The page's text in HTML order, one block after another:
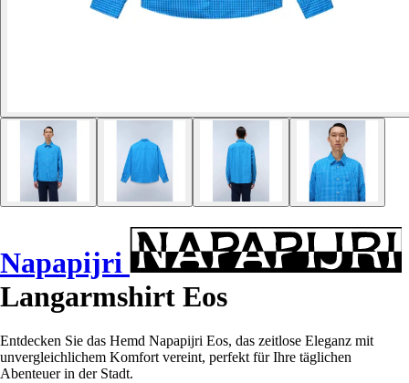
Napapijri
Langarmshirt Eos
Entdecken Sie das Hemd Napapijri Eos, das zeitlose Eleganz mit
unvergleichlichem Komfort vereint, perfekt für Ihre täglichen
Abenteuer in der Stadt.